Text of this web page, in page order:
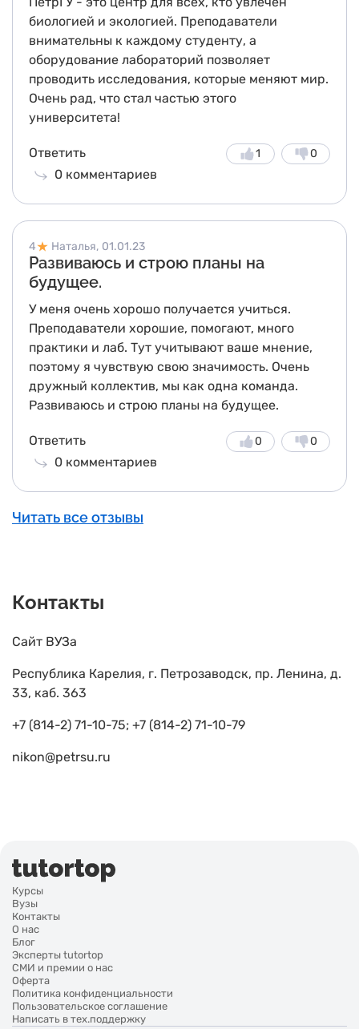
биологией и экологией. Преподаватели
внимательны к каждому студенту, а
оборудование лабораторий позволяет
проводить исследования, которые меняют мир.
Очень рад, что стал частью этого
университета!
Ответить
0 комментариев
0
1
4 01.01.23
Наталья,
Развиваюсь и строю планы на
будущее.
У меня очень хорошо получается учиться.
Преподаватели хорошие, помогают, много
практики и лаб. Тут учитывают ваше мнение,
поэтому я чувствую свою значимость. Очень
дружный коллектив, мы как одна команда.
Развиваюсь и строю планы на будущее.
Ответить
0 комментариев
0
0
Читать все отзывы
Контакты
Сайт ВУЗа
Республика Карелия, г. Петрозаводск, пр. Ленина, д.
33, каб. 363
+7 (814-2) 71-10-75; +7 (814-2) 71-10-79
nikon@petrsu.ru
Курсы
Вузы
Контакты
О нас
Блог
Эксперты tutortop
СМИ и премии о нас
Оферта
Политика конфиденциальности
Пользовательское соглашение
Написать в тех.поддержку